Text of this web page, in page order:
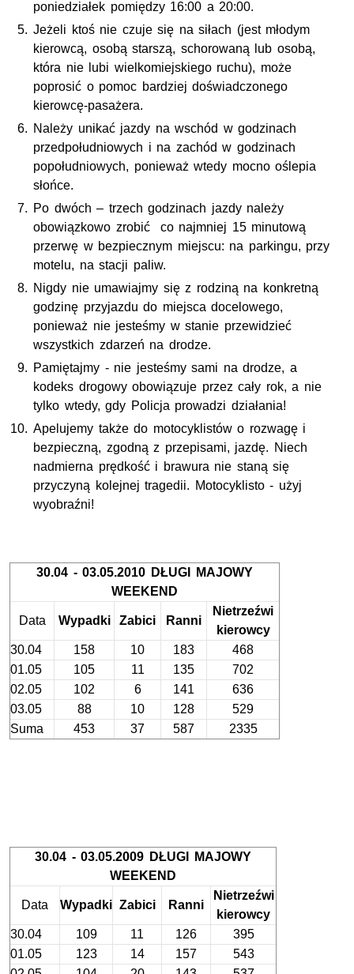
poniedziałek pomiędzy 16:00 a 20:00.
Jeżeli ktoś nie czuje się na siłach (jest młodym
kierowcą, osobą starszą, schorowaną lub osobą,
która nie lubi wielkomiejskiego ruchu), może
poprosić o pomoc bardziej doświadczonego
kierowcę-pasażera.
Należy unikać jazdy na wschód w godzinach
przedpołudniowych i na zachód w godzinach
popołudniowych, ponieważ wtedy mocno oślepia
słońce.
Po dwóch – trzech godzinach jazdy należy
obowiązkowo zrobić co najmniej 15 minutową
przerwę w bezpiecznym miejscu: na parkingu, przy
motelu, na stacji paliw.
Nigdy nie umawiajmy się z rodziną na konkretną
godzinę przyjazdu do miejsca docelowego,
ponieważ nie jesteśmy w stanie przewidzieć
wszystkich zdarzeń na drodze.
Pamiętajmy - nie jesteśmy sami na drodze, a
kodeks drogowy obowiązuje przez cały rok, a nie
tylko wtedy, gdy Policja prowadzi działania!
Apelujemy także do motocyklistów o rozwagę i
bezpieczną, zgodną z przepisami, jazdę. Niech
nadmierna prędkość i brawura nie staną się
przyczyną kolejnej tragedii. Motocyklisto - użyj
wyobraźni!
30.04 - 03.05.2010 DŁUGI MAJOWY
WEEKEND
Data Wypadki Zabici Ranni
Nietrzeźwi
kierowcy
30.04
158 10 183
468
01.05
105 11 135
702
02.05
102 6 141
636
03.05
88 10 128
529
Suma
453 37 587 2335
30.04 - 03.05.2009 DŁUGI MAJOWY
WEEKEND
Data Wypadki Zabici Ranni
Nietrzeźwi
kierowcy
30.04
109 11 126
395
01.05
123 14 157
543